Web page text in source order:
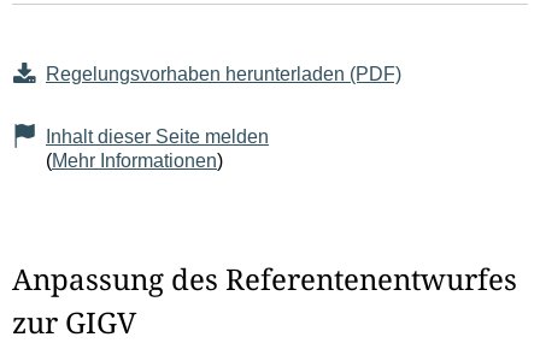
Regelungsvorhaben herunterladen (PDF)
Inhalt dieser Seite melden
(Mehr Informationen)
Anpassung des Referentenentwurfes
zur GIGV